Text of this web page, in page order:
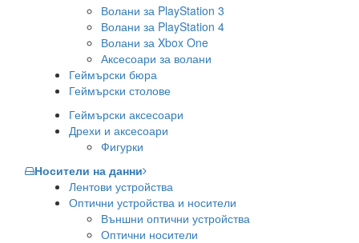
Волани за PlayStation 3
Волани за PlayStation 4
Волани за Xbox One
Аксесоари за волани
Геймърски бюра
Геймърски столове
Геймърски аксесоари
Дрехи и аксесоари
Фигурки
Носители на данни
Лентови устройства
Оптични устройства и носители
Външни оптични устройства
Оптични носители